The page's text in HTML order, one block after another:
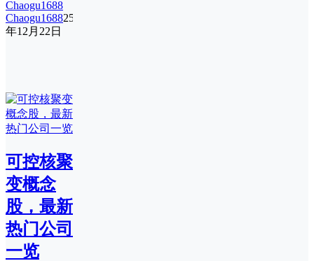
Chaogu168825
年12月22日
可控核聚
变概念
股，最新
热门公司
一览